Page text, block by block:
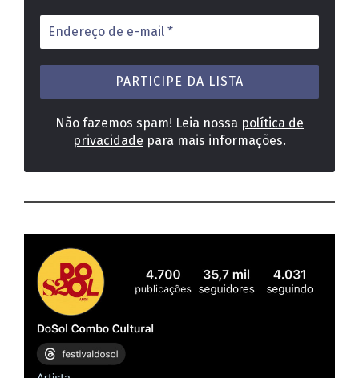
Endereço
de
e-
mail
Não fazemos spam! Leia nossa política de
privacidade para mais informações.